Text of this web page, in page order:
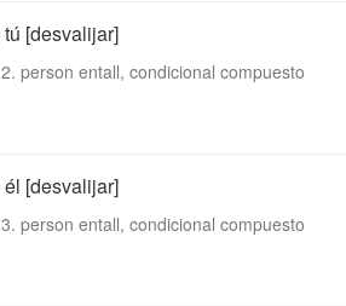
tú [desvalijar]
2. person entall, condicional compuesto
él [desvalijar]
3. person entall, condicional compuesto